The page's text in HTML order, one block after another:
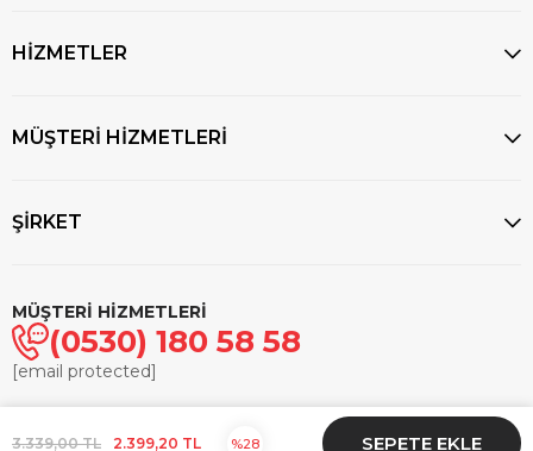
HİZMETLER
MÜŞTERİ HİZMETLERİ
ŞİRKET
MÜŞTERİ HİZMETLERİ
(0530) 180 58 58
[email protected]
- Tüm hakları saklıdır.
3.339,00 TL 2.399,20 TL 28